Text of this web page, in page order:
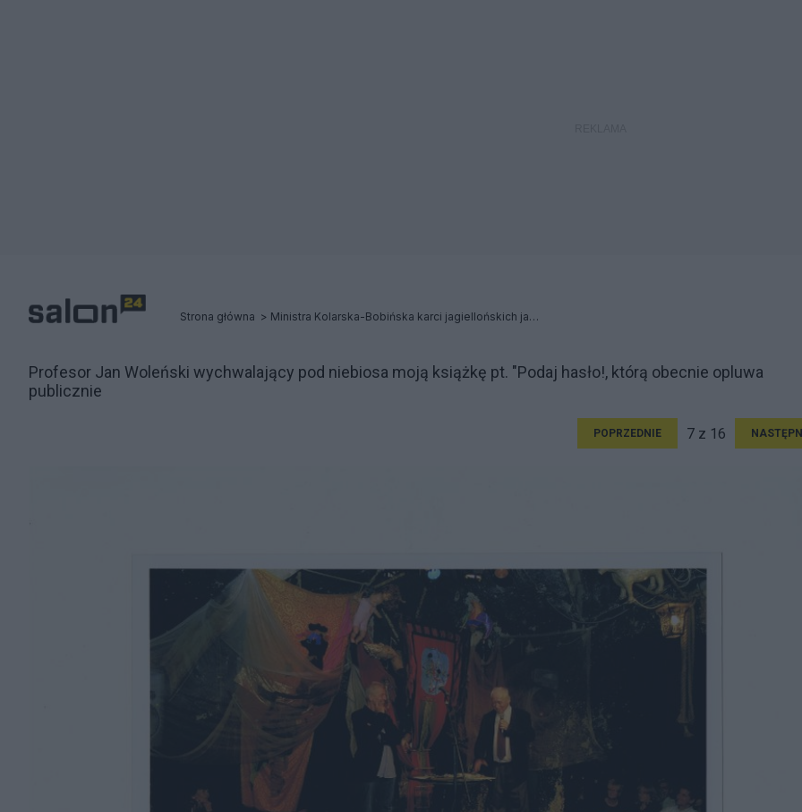
Strona główna Ministra Kolarska-Bobińska karci jagiellońskich jajogłowych!
Profesor Jan Woleński wychwalający pod niebiosa moją książkę pt. "Podaj hasło!, którą obecnie opluwa
publicznie
POPRZEDNIE 7 z 16